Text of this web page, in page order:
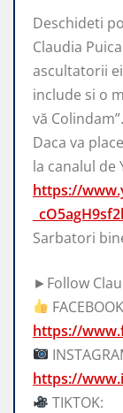
Deschideti
Claudia
ascultatorii
include si o
vă Colindam”.
Daca va
la canalul de
https://
Sarbatori
►Follow
https://
https://
TIKTOK: